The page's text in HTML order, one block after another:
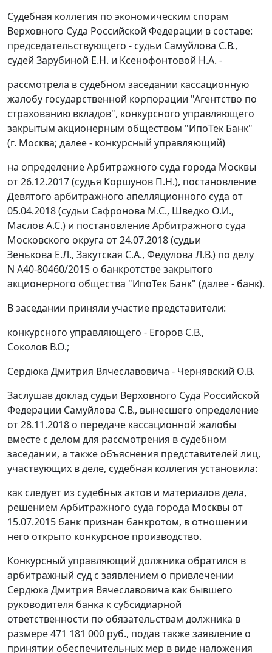
Судебная коллегия по экономическим спорам
Верховного Суда Российской Федерации в составе:
председательствующего - судьи Самуйлова С.В.,
судей Зарубиной Е.Н. и Ксенофонтовой Н.А. -
рассмотрела в судебном заседании кассационную
жалобу государственной корпорации "Агентство по
страхованию вкладов", конкурсного управляющего
закрытым акционерным обществом "ИпоТек Банк"
(г. Москва; далее - конкурсный управляющий)
на определение Арбитражного суда города Москвы
от 26.12.2017 (судья Коршунов П.Н.), постановление
Девятого арбитражного апелляционного суда от
05.04.2018 (судьи Сафронова М.С., Шведко О.И.,
Маслов А.С.) и постановление Арбитражного суда
Московского округа от 24.07.2018 (судьи
Зенькова Е.Л., Закутская С.А., Федулова Л.В.) по делу
N А40-80460/2015 о банкротстве закрытого
акционерного общества "ИпоТек Банк" (далее - банк).
В заседании приняли участие представители:
конкурсного управляющего - Егоров С.В.,
Соколов В.О.;
Сердюка Дмитрия Вячеславовича - Чернявский О.В.
Заслушав доклад судьи Верховного Суда Российской
Федерации Самуйлова С.В., вынесшего определение
от 28.11.2018 о передаче кассационной жалобы
вместе с делом для рассмотрения в судебном
заседании, а также объяснения представителей лиц,
участвующих в деле, судебная коллегия установила:
как следует из судебных актов и материалов дела,
решением Арбитражного суда города Москвы от
15.07.2015 банк признан банкротом, в отношении
него открыто конкурсное производство.
Конкурсный управляющий должника обратился в
арбитражный суд с заявлением о привлечении
Сердюка Дмитрия Вячеславовича как бывшего
руководителя банка к субсидиарной
ответственности по обязательствам должника в
размере 471 181 000 руб., подав также заявление о
принятии обеспечительных мер в виде наложения